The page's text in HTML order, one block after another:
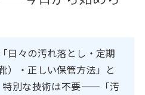
日々の汚れ落とし・定期
）・正しい保管方法」と
特別な技術は不要——「汚